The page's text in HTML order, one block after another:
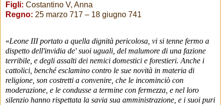
Figli: Costantino V, Anna
Regno: 25 marzo 717 – 18 giugno 741
«Leone III portato a quella dignità pericolosa, vi si tenne fermo a
dispetto dell'invidia de' suoi uguali, del malumore di una fazione
terribile, e degli assalti dei nemici domestici e forestieri. Anche i
cattolici, benché esclamino contro le sue novità in materia di
religione, son costretti a convenire, che le incominciò con
moderazione, e le condusse a termine con fermezza, e nel loro
silenzio hanno rispettata la savia sua amministrazione, e i suoi puri